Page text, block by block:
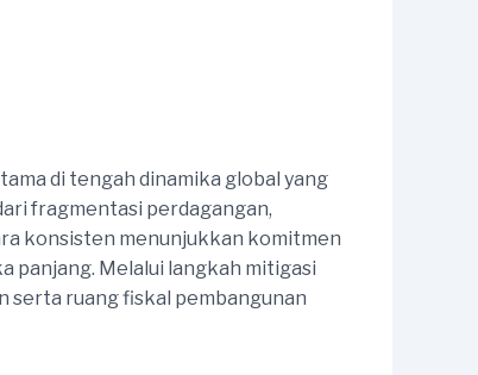
di tengah dinamika global yang
fragmentasi perdagangan,
konsisten menunjukkan komitmen
panjang. Melalui langkah mitigasi
serta ruang fiskal pembangunan